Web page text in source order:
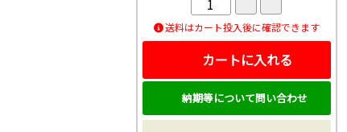
送料はカート投入後に確認できます
カートに入れる
納期等について問い合わせ